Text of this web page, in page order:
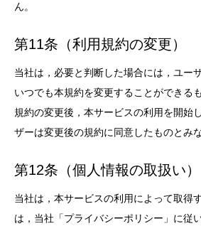
ん。
第11条（利用規約の変更）
当社は，必要と判断した場合には，ユー
いつでも本規約を変更することができる
規約の変更後，本サービスの利用を開始
ザーは変更後の規約に同意したものとみな
第12条（個人情報の取扱い）
当社は，本サービスの利用によって取得
は，当社「プライバシーポリシー」に従